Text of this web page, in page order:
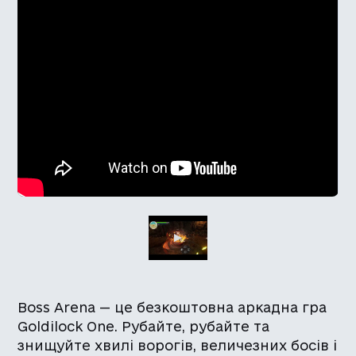
Boss Arena — це безкоштовна аркадна гра
Goldilock One. Рубайте, рубайте та
знищуйте хвилі ворогів, величезних босів і